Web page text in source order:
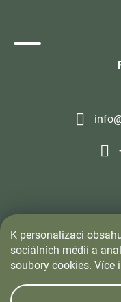
K personalizaci
sociálních médií a
soubory cookies. Více